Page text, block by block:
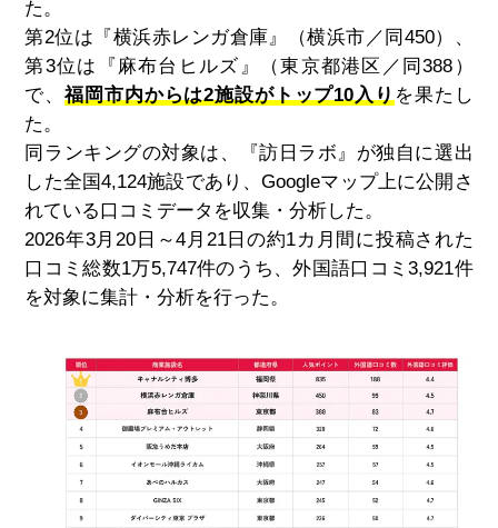
た。
第2位は『横浜赤レンガ倉庫』（横浜市／同450）、
第3位は『麻布台ヒルズ』（東京都港区／同388）
で、福岡市内からは2施設がトップ10入りを果たし
た。
同ランキングの対象は、『訪日ラボ』が独自に選出
した全国4,124施設であり、Googleマップ上に公開さ
れている口コミデータを収集・分析した。
2026年3月20 日～4 月 21日の約1カ月間に投稿された
口コミ総数1万5,747件のうち、外国語口コミ3,921件
を対象に集計・分析を行った。